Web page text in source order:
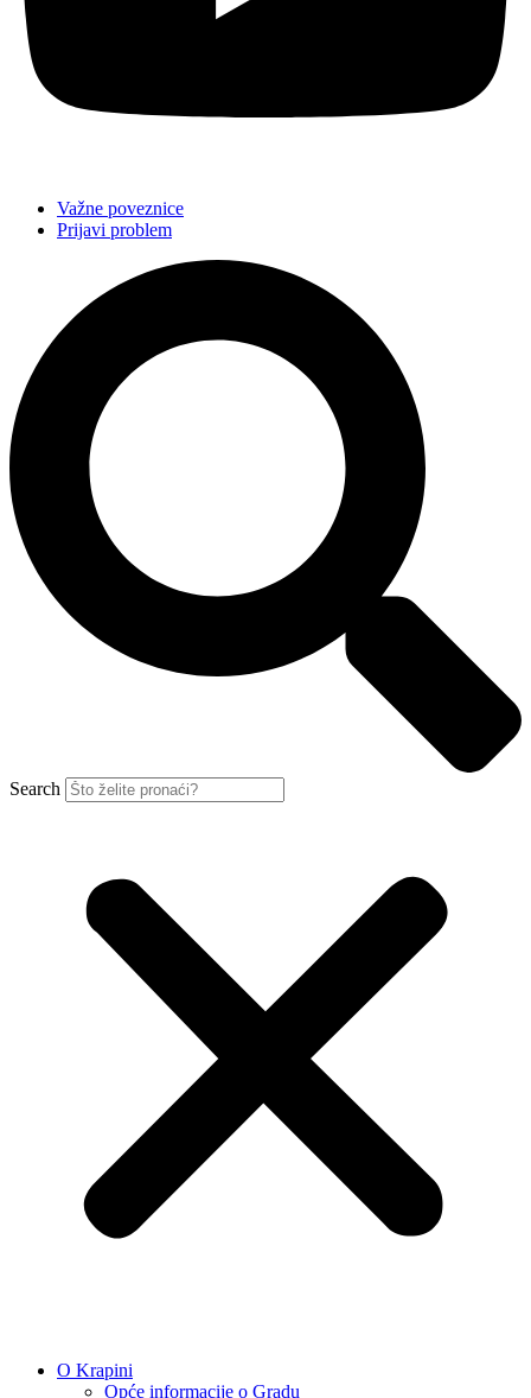
Važne poveznice
Prijavi problem
Search
O Krapini
Opće informacije o Gradu